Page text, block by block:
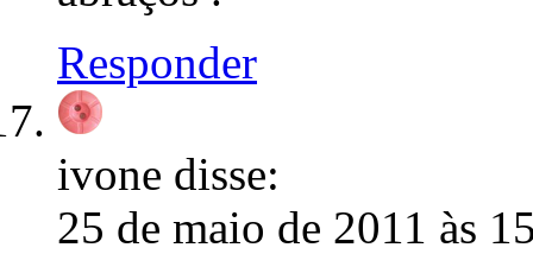
Responder
ivone disse:
25 de maio de 2011 às